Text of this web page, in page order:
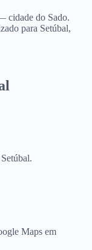
cidade do Sado.
para Setúbal,
Maps em